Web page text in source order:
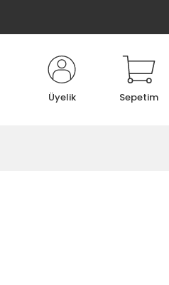
Üyelik Sepetim